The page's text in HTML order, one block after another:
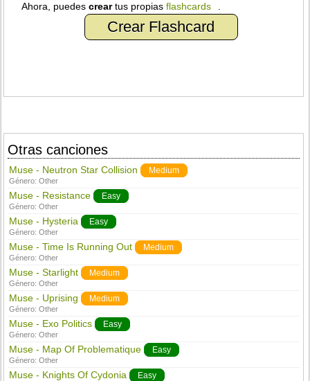
Ahora, puedescreartus propiasflashcards
Crear Flashcard
Otras canciones
Muse - Neutron Star Collision Medium
Género:Other
Muse - Resistance Easy
Género:Other
Muse - Hysteria Easy
Género:Other
Muse - Time Is Running Out Medium
Género:Other
Muse - Starlight Medium
Género:Other
Muse - Uprising Medium
Género:Other
Muse - Exo Politics Easy
Género:Other
Muse - Map Of Problematique Easy
Género:Other
Muse - Knights Of Cydonia Easy